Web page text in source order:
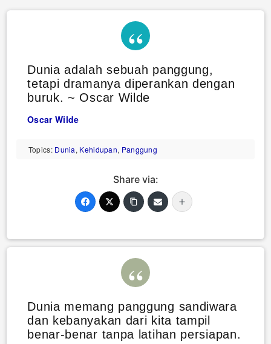
Dunia adalah sebuah panggung,
tetapi dramanya diperankan dengan
buruk. ~ Oscar Wilde
Oscar Wilde
Topics: Dunia, Kehidupan, Panggung
Share via:
Dunia memang panggung sandiwara
dan kebanyakan dari kita tampil
benar-benar tanpa latihan persiapan.